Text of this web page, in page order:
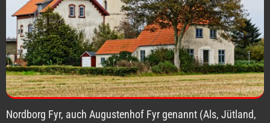
Nordborg Fyr, auch Augustenhof Fyr genannt (Als, Jütland,